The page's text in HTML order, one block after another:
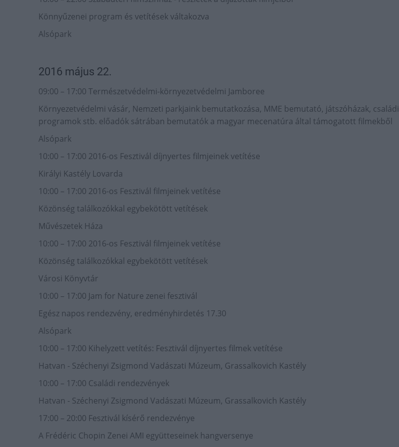
Könnyűzenei program és vetítések váltakozva
Alsópark
2016 május 22.
09:00 – 17:00 Természetvédelmi-környezetvédelmi Jamboree
Környezetvédelmi vásár, Nemzeti parkjaink bemutatkozása, MME bemutató, játszóházak, családi
programok stb. előadók sátrában bemutatók a magyar mecenatúra által támogatott filmekből
Alsópark
10:00 – 17:00 2016-os Fesztivál díjnyertes filmjeinek vetítése
Királyi Kastély Lovarda
10:00 – 17:00 2016-os Fesztivál filmjeinek vetítése
Közönség találkozókkal egybekötött vetítések
Művészetek Háza
10:00 – 17:00 2016-os Fesztivál filmjeinek vetítése
Közönség találkozókkal egybekötött vetítések
Városi Könyvtár
10:00 – 17:00 Jam for Nature zenei fesztivál
Egész napos rendezvény, eredményhirdetés 17.30
Alsópark
10:00 – 17:00 Kihelyzett vetítés: Fesztivál díjnyertes filmek vetítése
Hatvan - Széchenyi Zsigmond Vadászati Múzeum, Grassalkovich Kastély
10:00 – 17:00 Családi rendezvények
Hatvan - Széchenyi Zsigmond Vadászati Múzeum, Grassalkovich Kastély
17:00 – 20:00 Fesztivál kísérő rendezvénye
A Frédéric Chopin Zenei AMI együtteseinek hangversenye